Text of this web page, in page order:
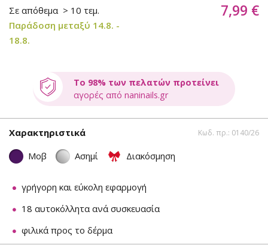
Σε απόθεμα > 10 τεμ.
Παράδοση μεταξύ 14.8. -
18.8.
7,99 €
Το 98% των πελατών προτείνει
αγορές από naninails.gr
Χαρακτηριστικά Κωδ. πρ.: 0140/26
Μοβ Ασημί Διακόσμηση
γρήγορη και εύκολη εφαρμογή
18 αυτοκόλλητα ανά συσκευασία
φιλικά προς το δέρμα